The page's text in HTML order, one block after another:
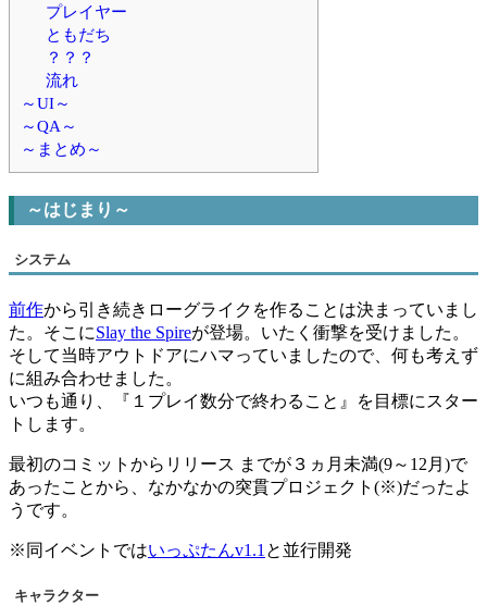
プレイヤー
ともだち
？？？
流れ
～UI～
～QA～
～まとめ～
～はじまり～
システム
前作から引き続きローグライクを作ることは決まっていまし
た。そこにSlay the Spireが登場。いたく衝撃を受けました。
そして当時アウトドアにハマっていましたので、何も考えず
に組み合わせました。
いつも通り、『１プレイ数分で終わること』を目標にスター
トします。
最初のコミットからリリース までが３ヵ月未満(9～12月)で
あったことから、なかなかの突貫プロジェクト(※)だったよ
うです。
※同イベントではいっぷたんv1.1 と並行開発
キャラクター